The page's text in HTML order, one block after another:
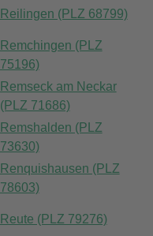
Reilingen (PLZ 68799)
Remchingen (PLZ
75196)
Remseck am Neckar
(PLZ 71686)
Remshalden (PLZ
73630)
Renquishausen (PLZ
78603)
Reute (PLZ 79276)